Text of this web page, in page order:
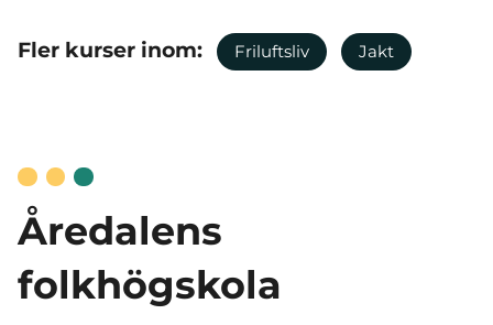
Fler kurser inom: Friluftsliv Jakt
Åredalens
folkhögskola